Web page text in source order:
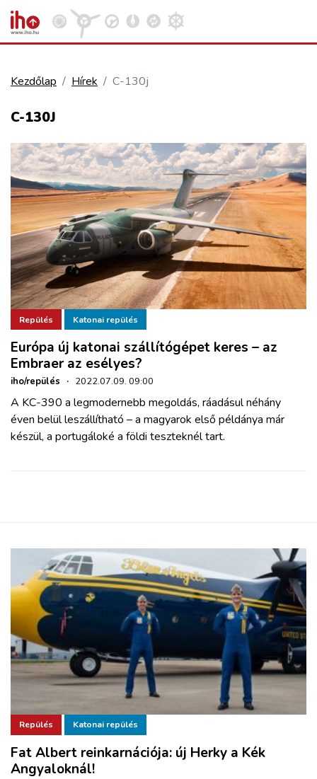
KÖZÚT
REPÜLÉS
KÖZLEKEDÉSFEJLESZTÉS
ELLÁTÁSI LÁNC
ZÖLDÚT
HAJÓZÁS
BLOG
ARCHÍVUM
REGISZTRÁCIÓ
Kezdőlap Hírek C-130j
C-130J
Repülés Katonai repülés
Európa új katonai szállítógépet keres – az
Embraer az esélyes?
iho/repülés · 2022.07.09. 09:00
A KC-390 a legmodernebb megoldás, ráadásul néhány
éven belül leszállítható – a magyarok első példánya már
készül, a portugáloké a földi teszteknél tart.
Repülés Katonai repülés
Fat Albert reinkarnációja: új Herky a Kék
Angyaloknál!